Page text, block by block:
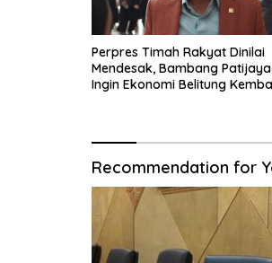
Perpres Timah Rakyat Dinilai
Mendesak, Bambang Patijaya
Ingin Ekonomi Belitung
Recommendation for